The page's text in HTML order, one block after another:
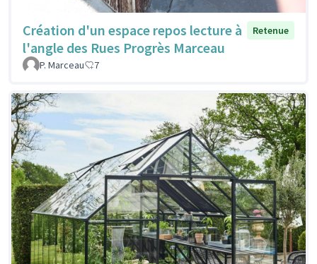
Création d'un espace repos lecture à
l'angle des Rues Progrès Marceau
Retenue
P. Marceau 7